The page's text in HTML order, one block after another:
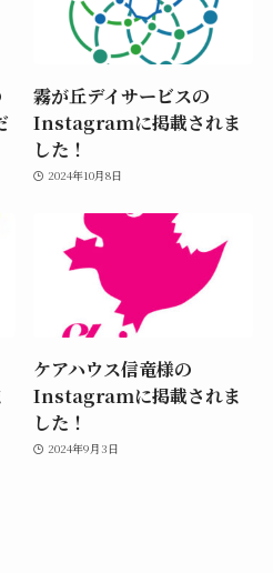
霧が丘デイサービスの
Instagramに掲載されま
した！
2024年10月8日
ケアハウス信竜様の
Instagramに掲載されま
した！
2024年9月3日